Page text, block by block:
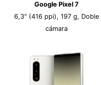
Google Pixel 7
6,3" (416 ppi), 197 g, Doble
cámara